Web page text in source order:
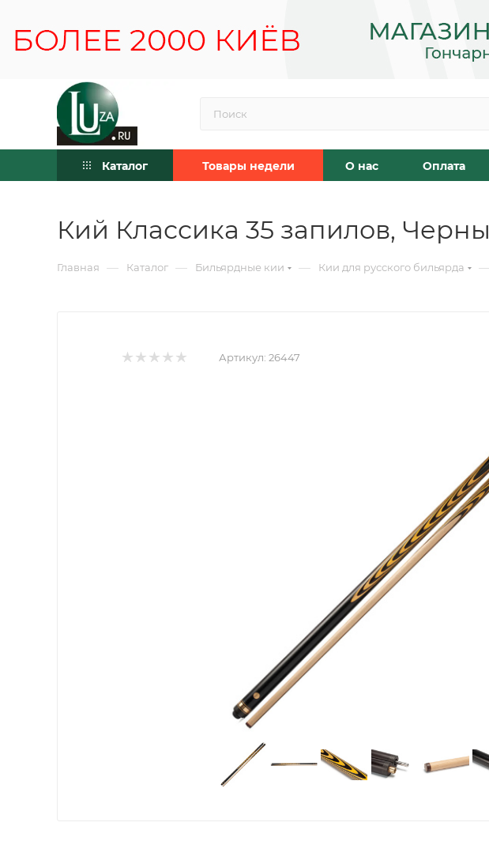
Каталог Товары недели О нас Оплата
Кий Классика 35 запилов,
Главная — Каталог — Бильярдные кии — Кии для русского бильярда
Артикул: 26447